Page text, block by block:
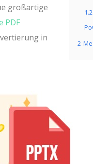
1.2
2
großartige
PDF
in